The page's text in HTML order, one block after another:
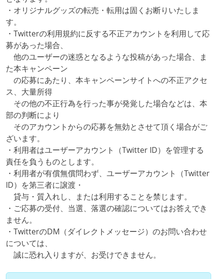
・オリジナルグッズの転売・転用は固くお断りいたしま
す。
・Twitterの利用規約に反する不正アカウントを利用して応
募があった場合、
他のユーザーの迷惑となるような投稿があった場合、ま
た本キャンペーン
の応募にあたり、本キャンペーンサイトへの不正アクセ
ス、大量所得
その他の不正行為を行った事が発覚した場合などは、本
部の判断により
そのアカウントからの応募を無効とさせて頂く場合がご
ざいます。
・利用者はユーザーアカウント（Twitter ID）を管理する
責任を負うものとします。
・利用者が有償無償問わず、ユーザーアカウント（Twitter
ID）を第三者に譲渡・
貸与・質入れし、または利用することを禁じます。
・ご応募の受付、当選、落選の確認についてはお答えでき
ません。
・TwitterのDM（ダイレクトメッセージ）のお問い合わせ
については、
誠に恐れ入りますが、お受けできません。